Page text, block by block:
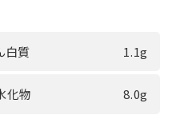
白質 1.1g
化物 8.0g